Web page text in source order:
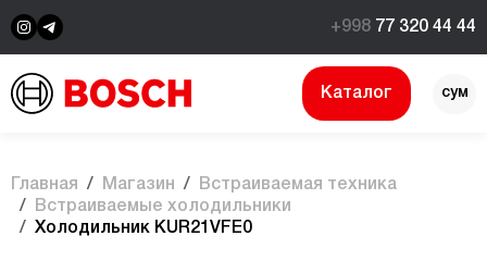
+998 77 320 44 44
Каталог сум
Главная Магазин
Встраиваемая техника
Встраиваемые холодильники
Холодильник KUR21VFE0